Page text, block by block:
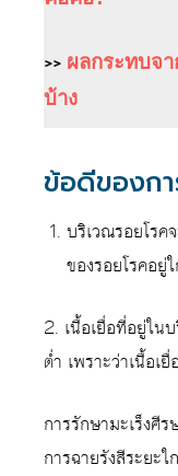
>> ผลกระทบจา
บ้าง
ข้อดีของกา
บริเวณรอยโรค
ของรอยโรคอยู่
2. เนื้อเยื่อที่อยู่ใน
ต่ำ เพราะว่าเนื้อเ
การรักษามะเร็งศี
การฉายรังสีระยะ